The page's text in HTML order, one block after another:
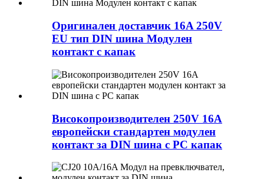
Оригинален доставчик 16A 250V
EU тип DIN шина Модулен
контакт с капак
Високопроизводителен 250V 16A
европейски стандартен модулен
контакт за DIN шина с PC капак